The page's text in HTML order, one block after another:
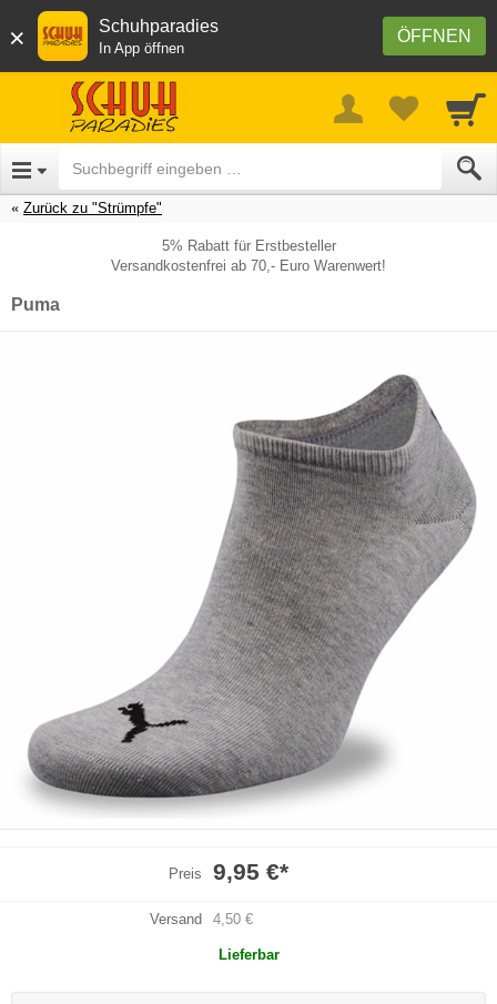
× ÖFFNEN
Schuhparadies
In App öffnen
Zurück zu "Strümpfe"
5% Rabatt für Erstbesteller
Versandkostenfrei ab 70,- Euro Warenwert!
Puma
Preis 9,95 €*
Versand 4,50 €
Lieferbar